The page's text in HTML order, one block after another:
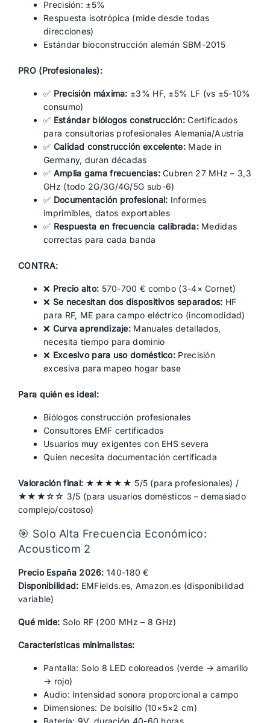
Precisión: ±5%
Respuesta isotrópica (mide desde todas
direcciones)
Estándar bioconstrucción alemán SBM-2015
PRO (Profesionales):
✅ Precisión máxima: ±3% HF, ±5% LF (vs ±5-10%
consumo)
✅ Estándar biólogos construcción:Certificados
para consultorías profesionales Alemania/Austria
✅ Calidad construcción excelente:Made in
Germany, duran décadas
✅ Amplia gama frecuencias:Cubren 27 MHz – 3,3
GHz (todo 2G/3G/4G/5G sub-6)
✅ Documentación profesional: Informes
imprimibles, datos exportables
✅ Respuesta en frecuencia calibrada:Medidas
correctas para cada banda
CONTRA:
❌ Precio alto: 570-700 € combo (3-4× Cornet)
❌ Se necesitan dos dispositivos separados: HF
para RF, ME para campo eléctrico (incomodidad)
❌ Curva aprendizaje: Manuales detallados,
necesita tiempo para dominio
❌ Excesivo para uso doméstico: Precisión
excesiva para mapeo hogar base
Para quién es ideal:
Biólogos construcción profesionales
Consultores EMF certificados
Usuarios muy exigentes con EHS severa
Quien necesita documentación certificada
Valoración final: ★★★★★ 5/5 (para profesionales) /
★★★☆☆ 3/5 (para usuarios domésticos – demasiado
complejo/costoso)
🎯 Solo Alta Frecuencia Económico:
Acousticom 2
Precio España 2026: 140-180 €
Disponibilidad: EMFields.es, Amazon.es (disponibilidad
variable)
Qué mide: Solo RF (200 MHz – 8 GHz)
Características minimalistas:
Pantalla: Solo 8 LED coloreados (verde → amarillo
→ rojo)
Audio: Intensidad sonora proporcional a campo
Dimensiones: De bolsillo (10×5×2 cm)